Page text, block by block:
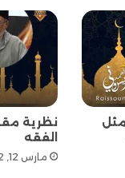
نظرية
الفقه
مارس 12, 2022